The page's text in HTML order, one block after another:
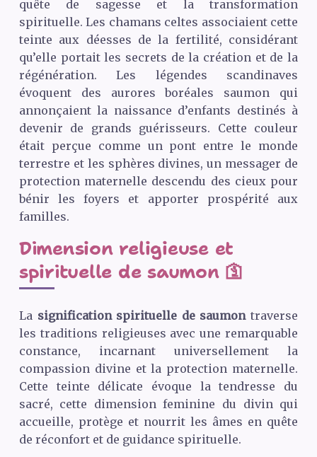
quête de sagesse et la transformation
spirituelle. Les chamans celtes associaient cette
teinte aux déesses de la fertilité, considérant
qu’elle portait les secrets de la création et de la
régénération. Les légendes scandinaves
évoquent des aurores boréales saumon qui
annonçaient la naissance d’enfants destinés à
devenir de grands guérisseurs. Cette couleur
était perçue comme un pont entre le monde
terrestre et les sphères divines, un messager de
protection maternelle descendu des cieux pour
bénir les foyers et apporter prospérité aux
familles.
Dimension religieuse et
spirituelle de saumon 🛐
La signification spirituelle de saumontraverse
les traditions religieuses avec une remarquable
constance, incarnant universellement la
compassion divine et la protection maternelle.
Cette teinte délicate évoque la tendresse du
sacré, cette dimension feminine du divin qui
accueille, protège et nourrit les âmes en quête
de réconfort et de guidance spirituelle.